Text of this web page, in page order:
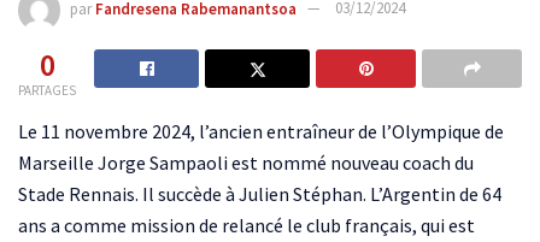
par Fandresena Rabemanantsoa 03/12/2024
0
PARTAGES
Le 11 novembre 2024, l’ancien entraîneur de l’Olympique de
Marseille Jorge Sampaoli est nommé nouveau coach du
Stade Rennais. Il succède à Julien Stéphan. L’Argentin de 64
ans a comme mission de relancé le club français, qui est